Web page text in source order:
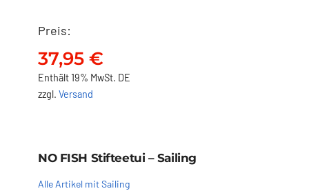
37,95
Preis:
37,95 €
Enthält 19% MwSt. DE
zzgl. Versand
NO FISH Stifteetui – Sailing
Alle Artikel mit Sailing